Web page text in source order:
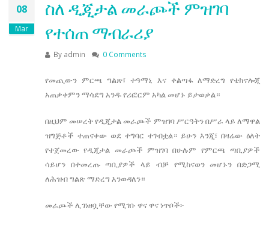
08
Mar
ስለ ዲጂታል መራጮች ምዝገባ
የተሰጠ ማብራሪያ
By admin 0 Comments
የመጪውን ምርጫ ግልጽ፣ ተዓማኒ እና ቀልጣፋ ለማድረግ የቴክኖሎጂ
አጠቃቀምን ማሳደግ አንዱ የሪፎርም አካል መሆኑ ይታወቃል።
በዚህም መሠረት የዲጂታል መራጮች ምዝገባ ሥርዓትን በሥራ ላይ ለማዋል
ዝግጅቶች ተጠናቀው ወደ ተግባር ተገብቷል። ይሁን እንጂ፣ በዛሬው ዕለት
የተጀመረው የዲጂታል መራጮች ምዝገባ በሁሉም የምርጫ ጣቢያዎች
ሳይሆን በተመረጡ ጣቢያዎች ላይ ብቻ የሚከናወን መሆኑን በድጋሚ
ለሕዝብ ግልጽ ማድረግ እንወዳለን።
መራጮች ሊገነዘቧቸው የሚገቡ ዋና ዋና ነጥቦች፦